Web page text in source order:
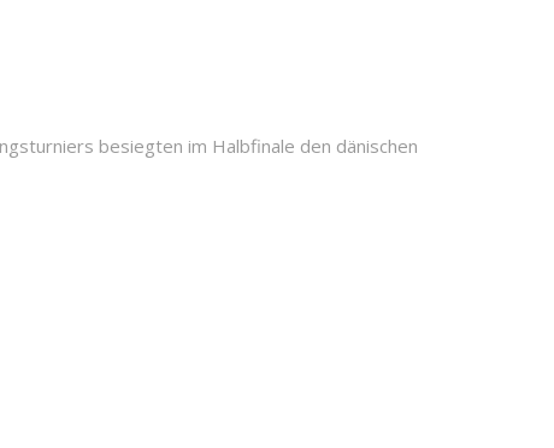
besiegten im Halbfinale den dänischen